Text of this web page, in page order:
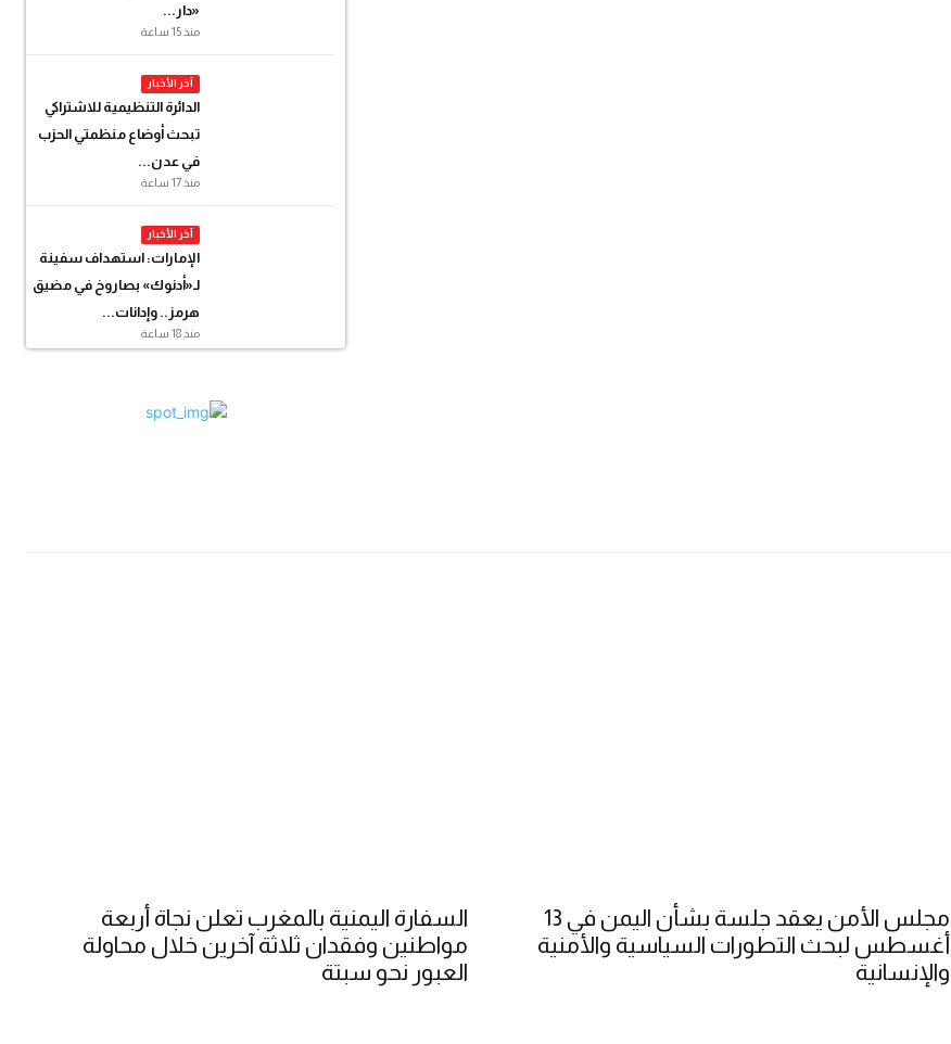
«دار...
منذ 15 ساعة
آخر الأخبار
الدائرة التنظيمية للاشتراكي
تبحث أوضاع منظمتي الحزب
في عدن...
منذ 17 ساعة
آخر الأخبار
الإمارات: استهداف سفينة
لـ«أدنوك» بصاروخ في مضيق
هرمز.. وإدانات...
منذ 18 ساعة
مجلس الأمن يعقد جلسة بشأن اليمن في 13
أغسطس لبحث التطورات السياسية والأمنية
والإنسانية
السفارة اليمنية بالمغرب تعلن نجاة أربعة
مواطنين وفقدان ثلاثة آخرين خلال محاولة
العبور نحو سبتة